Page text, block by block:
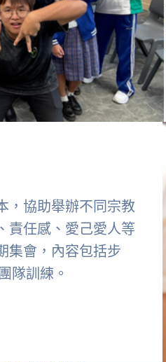
，協助舉辦不同宗教
責任感、愛己愛人等
集會，內容包括步
隊訓練。